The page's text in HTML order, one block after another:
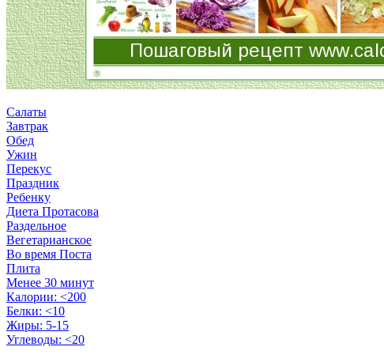
Салаты
Завтрак
Обед
Ужин
Перекус
Праздник
Ребенку
Диета Протасова
Раздельное
Вегетарианское
Во время Поста
Плита
Менее 30 минут
Калории: <200
Белки: <10
Жиры: 5-15
Углеводы: <20